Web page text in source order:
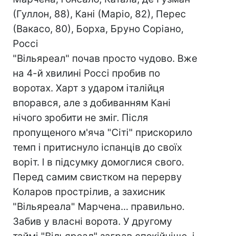
(Гуллон, 88), Кані (Маріо, 82), Перес
(Вакасо, 80), Борха, Бруно Соріано,
Россі
"Вільяреал" почав просто чудово. Вже
на 4-й хвилині Россі пробив по
воротах. Харт з ударом італійця
впорався, але з добиванням Кані
нічого зробити не зміг. Після
пропущеного м'яча "Сіті" прискорило
темп і притиснуло іспанців до своїх
воріт. І в підсумку домоглися свого.
Перед самим свистком на перерву
Коларов прострілив, а захисник
"Вільяреала" Марчена... правильно.
Забив у власні ворота. У другому